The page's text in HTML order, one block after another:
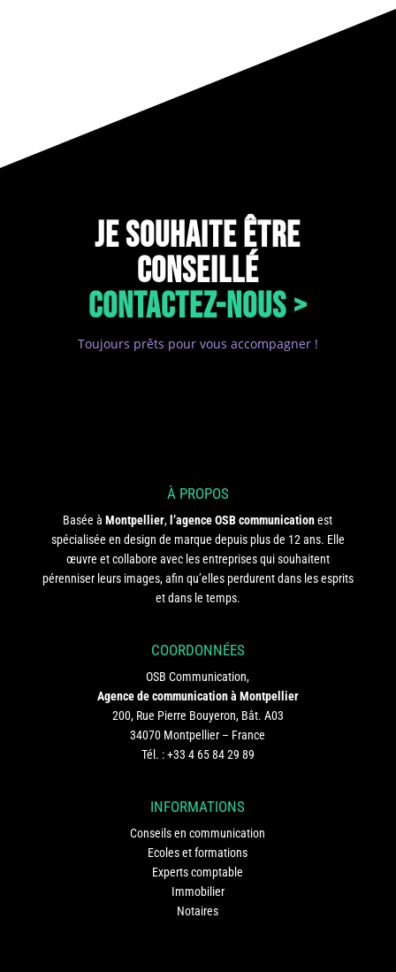
JE SOUHAITE ÊTRE
CONSEILLÉ
CONTACTEZ-NOUS >
Toujours prêts pour vous accompagner !
À PROPOS
Basée àMontpellier, l’agence OSB communicationest
spécialisée en design de marque depuis plus de 12 ans. Elle
œuvre et collabore avec les entreprises qui souhaitent
pérenniser leurs images, afin qu’elles perdurent dans les esprits
et dans le temps.
COORDONNÉES
OSB Communication,
Agence de communication à Montpellier
200, Rue Pierre Bouyeron, Bât. A03
34070 Montpellier – France
Tél. :+33 4 65 84 29 89
INFORMATIONS
Conseils en communication
Ecoles et formations
Experts comptable
Immobilier
Notaires